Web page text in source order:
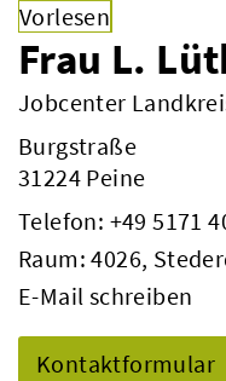
Vorlesen
Frau L.
Jobcenter
Burgstraße
31224 Peine
Telefon: +49 5171
Raum: 4026,
E-Mail schreiben
Kontaktformular